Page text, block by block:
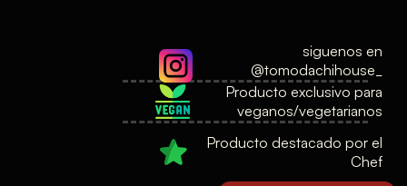
siguenos en
@tomodachihouse_
Producto exclusivo para
veganos/vegetarianos
Producto destacado por el
Chef